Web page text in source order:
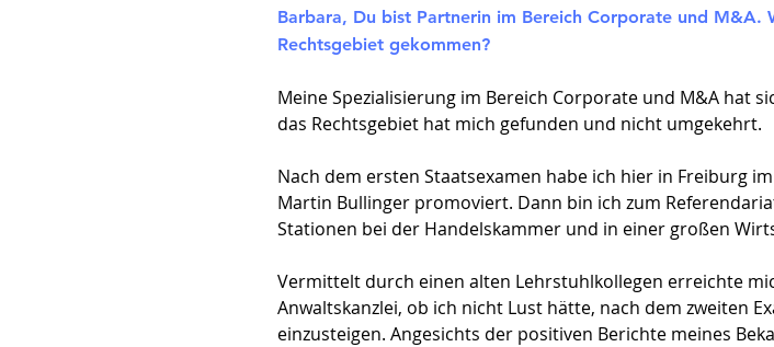
Barbara, Du bist Partnerin im Bereich Corporate und M&A.
Rechtsgebiet gekommen?
Meine Spezialisierung im Bereich Corporate und M&A hat
das Rechtsgebiet hat mich gefunden und nicht umgekehrt.
Nach dem ersten Staatsexamen habe ich hier in Freiburg
Martin Bullinger promoviert. Dann bin ich zum
Stationen bei der Handelskammer und in einer großen
Vermittelt durch einen alten Lehrstuhlkollegen erreichte
Anwaltskanzlei, ob ich nicht Lust hätte, nach dem zweiten
einzusteigen. Angesichts der positiven Berichte meines